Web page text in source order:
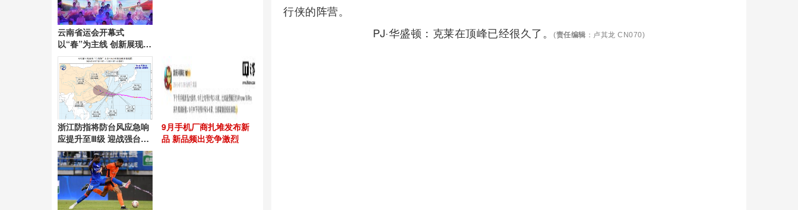
行侠的阵营。
PJ·华盛顿：克莱在顶峰已经很久了。
(责任编辑 ：卢其龙 CN070)
云南省运会开幕式
以“春”为主线 创新展现昆
明风采
浙江防指将防台风应急响
应提升至Ⅲ级 迎战强台
风“白海豚”
9月手机厂商扎堆发布新
品 新品频出竞争激烈